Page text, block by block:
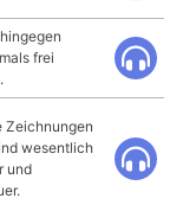
frei
Zeichnungen
wesentlich
und